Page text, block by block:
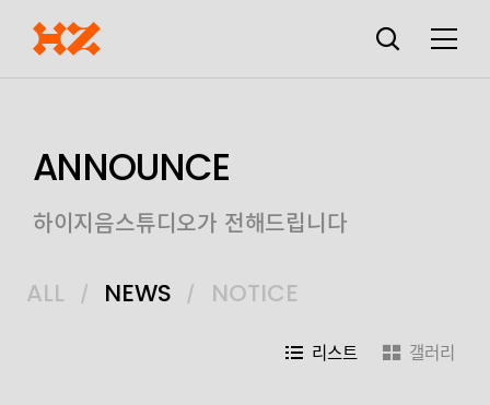
검색창
열기
메뉴
ANNOUNCE
하이지음스튜디오가 전해드립니다
ALL NEWS NOTICE
리스트 갤러리